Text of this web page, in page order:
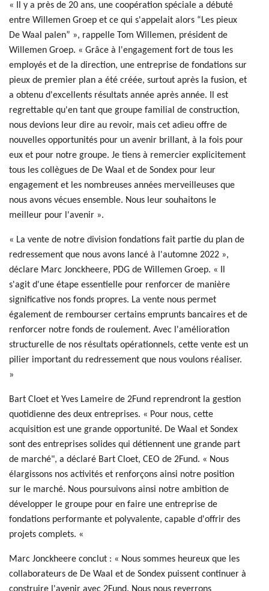
« Il y a près de 20 ans, une coopération spéciale a débuté
entre Willemen Groep et ce qui s'appelait alors “Les pieux
De Waal palen” », rappelle Tom Willemen, président de
Willemen Groep. « Grâce à l'engagement fort de tous les
employés et de la direction, une entreprise de fondations sur
pieux de premier plan a été créée, surtout après la fusion, et
a obtenu d'excellents résultats année après année. Il est
regrettable qu'en tant que groupe familial de construction,
nous devions leur dire au revoir, mais cet adieu offre de
nouvelles opportunités pour un avenir brillant, à la fois pour
eux et pour notre groupe. Je tiens à remercier explicitement
tous les collègues de De Waal et de Sondex pour leur
engagement et les nombreuses années merveilleuses que
nous avons vécues ensemble. Nous leur souhaitons le
meilleur pour l'avenir ».
« La vente de notre division fondations fait partie du plan de
redressement que nous avons lancé à l'automne 2022 »,
déclare Marc Jonckheere, PDG de Willemen Groep. « Il
s'agit d'une étape essentielle pour renforcer de manière
significative nos fonds propres. La vente nous permet
également de rembourser certains emprunts bancaires et de
renforcer notre fonds de roulement. Avec l'amélioration
structurelle de nos résultats opérationnels, cette vente est un
pilier important du redressement que nous voulons réaliser.
»
Bart Cloet et Yves Lameire de 2Fund reprendront la gestion
quotidienne des deux entreprises. « Pour nous, cette
acquisition est une grande opportunité. De Waal et Sondex
sont des entreprises solides qui détiennent une grande part
de marché", a déclaré Bart Cloet, CEO de 2Fund. « Nous
élargissons nos activités et renforçons ainsi notre position
sur le marché. Nous poursuivons ainsi notre ambition de
développer le groupe pour en faire une entreprise de
fondations performante et polyvalente, capable d'offrir des
projets complets. «
Marc Jonckheere conclut : « Nous sommes heureux que les
collaborateurs de De Waal et de Sondex puissent continuer à